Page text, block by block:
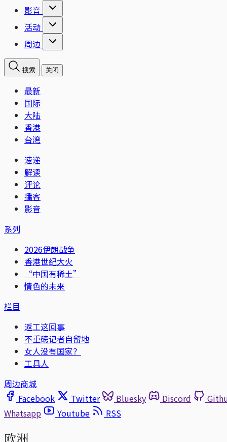
影音
活动
周边
搜索 关闭
最新
国际
大陆
香港
台湾
速递
解读
评论
播客
影音
系列
2026伊朗战争
香港世纪大火
“中国有稀土”
情色的未来
栏目
返工这回事
不重磅记者自留地
女人没有国家？
工具人
周边商城
Facebook
Twitter Bluesky Discord
Whatsapp
Youtube RSS
欧洲